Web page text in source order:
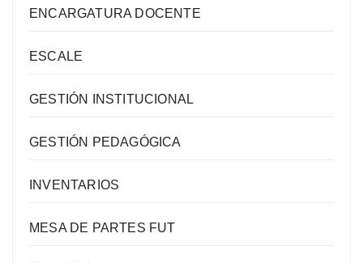
ENCARGATURA DOCENTE
ESCALE
GESTIÓN INSTITUCIONAL
GESTIÓN PEDAGÓGICA
INVENTARIOS
MESA DE PARTES FUT